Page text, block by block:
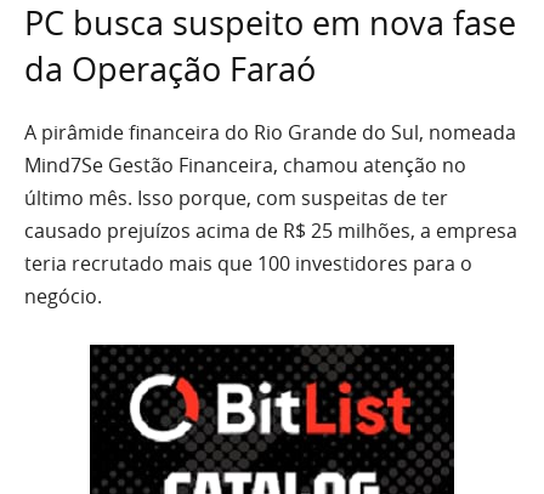
PC busca suspeito em nova fase
da Operação Faraó
A pirâmide financeira do Rio Grande do Sul, nomeada
Mind7Se Gestão Financeira, chamou atenção no
último mês. Isso porque, com suspeitas de ter
causado prejuízos acima de R$ 25 milhões, a empresa
teria recrutado mais que 100 investidores para o
negócio.